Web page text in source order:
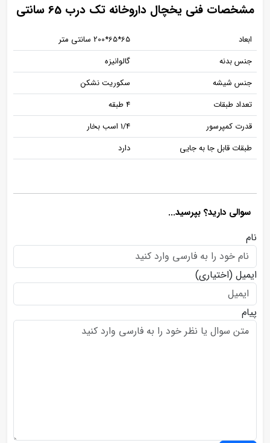
مشخصات فنی یخچال داروخانه تک درب 65 سانتی
ابعاد
65*65*200 سانتی متر
جنس بدنه
گالوانیزه
جنس شیشه
سکوریت نشکن
تعداد طبقات
4 طبقه
قدرت کمپرسور
1/4 اسب بخار
طبقات قابل جا به جایی
دارد
سوالی دارید؟ بپرسید...
نام
ایمیل (اختیاری)
پیام